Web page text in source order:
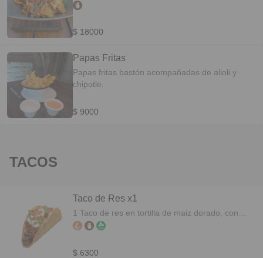
ácida y queso fundido.
$ 18000
Papas Fritas
Papas fritas bastón acompañadas de alioli y
chipotle.
$ 9000
TACOS
Taco de Res x1
1 Taco de res en tortilla de maiz dorado, con
crema ácida, mozzarella, lechuga y salsa roja.
$ 6300